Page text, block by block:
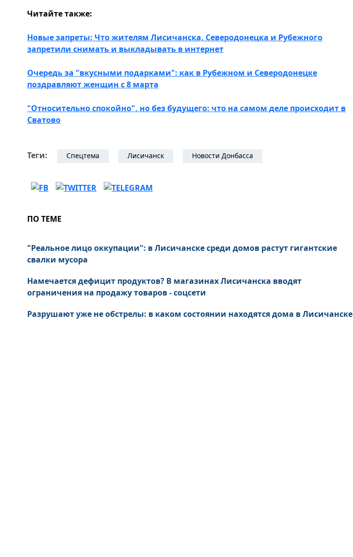
Читайте также:
Новые запреты: Что жителям Лисичанска, Северодонецка и Рубежного
запретили снимать и выкладывать в интернет
Очередь за "вкусными подарками": как в Рубежном и Северодонецке
поздравляют женщин с 8 марта
"Относительно спокойно", но без будущего: что на самом деле происходит в
Сватово
Теги: Спецтема Лисичанск Новости Донбасса
ПО ТЕМЕ
"Реальное лицо оккупации": в Лисичанске среди домов растут гигантские
свалки мусора
Намечается дефицит продуктов? В магазинах Лисичанска вводят
ограничения на продажу товаров - соцсети
Разрушают уже не обстрелы: в каком состоянии находятся дома в Лисичанске